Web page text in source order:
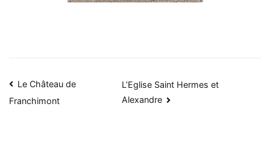
Navigation
de
Le Château de
Franchimont
L’Eglise Saint Hermes et
Alexandre